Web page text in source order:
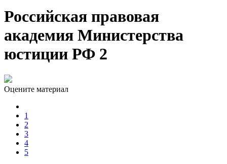
Российская правовая
академия Министерства
юстиции РФ 2
Оцените материал
1
2
3
4
5